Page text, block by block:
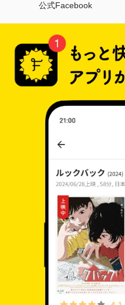
公式Facebook